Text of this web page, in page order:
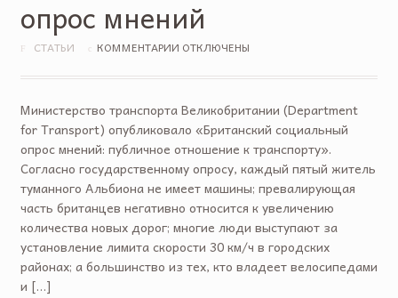
опрос мнений
СТАТЬИ КОММЕНТАРИИ ОТКЛЮЧЕНЫ
Министерство транспорта Великобритании (Department
for Transport) опубликовало «Британский социальный
опрос мнений: публичное отношение к транспорту».
Согласно государственному опросу, каждый пятый житель
туманного Альбиона не имеет машины; превалирующая
часть британцев негативно относится к увеличению
количества новых дорог; многие люди выступают за
установление лимита скорости 30 км/ч в городских
районах; а большинство из тех, кто владеет велосипедами
и […]